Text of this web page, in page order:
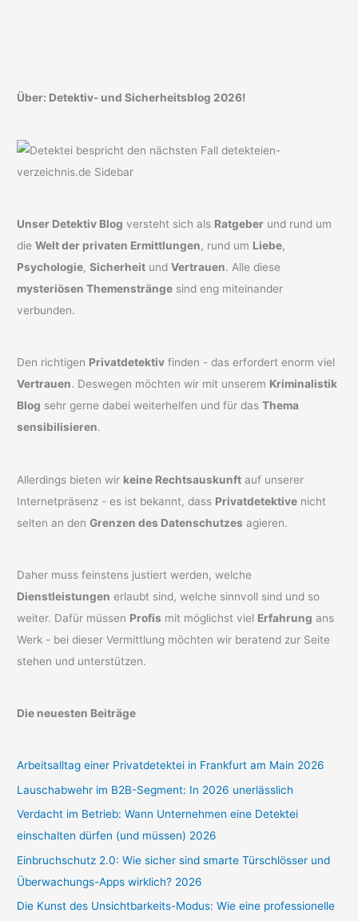
Über: Detektiv- und Sicherheitsblog 2026!
Unser Detektiv Blog versteht sich als Ratgeber und rund um
dieWelt der privaten Ermittlungen, rund um Liebe,
Psychologie,Sicherheit undVertrauen. Alle diese
mysteriösen Themenstränge sind eng miteinander
verbunden.
Den richtigen Privatdetektiv finden - das erfordert enorm viel
Vertrauen. Deswegen möchten wir mit unserem Kriminalistik
Blog sehr gerne dabei weiterhelfen und für dasThema
sensibilisieren.
Allerdings bieten wir keine Rechtsauskunft auf unserer
Internetpräsenz - es ist bekannt, dass Privatdetektive nicht
selten an denGrenzen des Datenschutzes agieren.
Daher muss feinstens justiert werden, welche
Dienstleistungen erlaubt sind, welche sinnvoll sind und so
weiter. Dafür müssen Profis mit möglichst viel Erfahrung ans
Werk - bei dieser Vermittlung möchten wir beratend zur Seite
stehen und unterstützen.
Die neuesten Beiträge
Arbeitsalltag einer Privatdetektei in Frankfurt am Main 2026
Lauschabwehr im B2B-Segment: In 2026 unerlässlich
Verdacht im Betrieb: Wann Unternehmen eine Detektei
einschalten dürfen (und müssen) 2026
Einbruchschutz 2.0: Wie sicher sind smarte Türschlösser und
Überwachungs-Apps wirklich? 2026
Die Kunst des Unsichtbarkeits-Modus: Wie eine professionelle